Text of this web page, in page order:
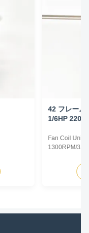
42 フレーム
1/6HP 220-
Fan Coil Unit
1300RPM/
Type
TEAO